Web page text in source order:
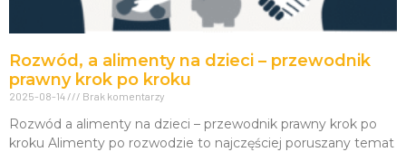
Rozwód, a alimenty na dzieci – przewodnik
prawny krok po kroku
2025-08-14 Brak komentarzy
Rozwód a alimenty na dzieci – przewodnik prawny krok po
kroku Alimenty po rozwodzie to najczęściej poruszany temat